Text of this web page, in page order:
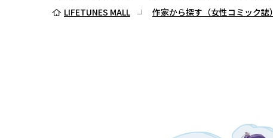
LIFETUNES MALL
作家から探す（女性コミック誌）